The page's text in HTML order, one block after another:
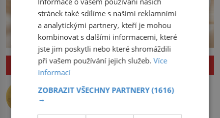
ZAJÍMAVOSTI
Nejlepší úkryt pro Nobelovy ceny?
Chemický roztok!
stránek také sdílíme s našimi reklamními
a analytickými partnery, kteří je mohou
kombinovat s dalšími informacemi, které
jste jim poskytli nebo které shromáždili
při vašem používání jejich služeb.Více
informací
ZOBRAZIT VŠECHNY PARTNERY(1616)
→